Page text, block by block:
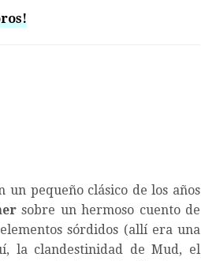
pequeño clásico de los años
sobre un hermoso cuento de
sórdidos (allí era una
la clandestinidad de Mud, el